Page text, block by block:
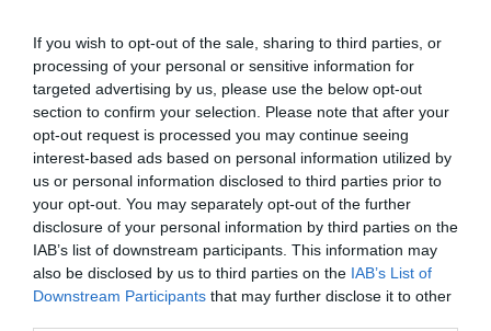
If you wish to opt-out of the sale, sharing to third parties, or
processing of your personal or sensitive information for
targeted advertising by us, please use the below opt-out
section to confirm your selection. Please note that after your
opt-out request is processed you may continue seeing
interest-based ads based on personal information utilized by
us or personal information disclosed to third parties prior to
your opt-out. You may separately opt-out of the further
disclosure of your personal information by third parties on the
IAB’s list of downstream participants. This information may
also be disclosed by us to third parties on the IAB’s List of
Downstream Participants that may further disclose it to other
το επόμενο πανηγύρι στην Εύβοια
06.08.2026 | 10:45
Σε αυτό τον Δήμο της Εύβοιας τα
έργα δεν κάνουν διακοπές! Που
έριξε άσφαλτο ο δήμαρχος
06.08.2026 | 10:30
Μεταμόρφωση του Σωτήρος: Η
γιορτή που θα θυμίζει πάντα την
καταστροφική φωτιά στη Βόρεια
Εορτολόγιο: Ποιοι
γιορτάζουν σήμερα,
Πέμπτη 6 Αυγούστου
Κοριτσάκι βρέθηκε
μόνο στους δρόμους –
Χειροπέδες στον
25χρονο πατέρα του